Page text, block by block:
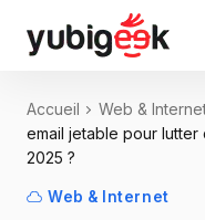
Accueil Web &
email jetable pour
2025 ?
Web & Internet